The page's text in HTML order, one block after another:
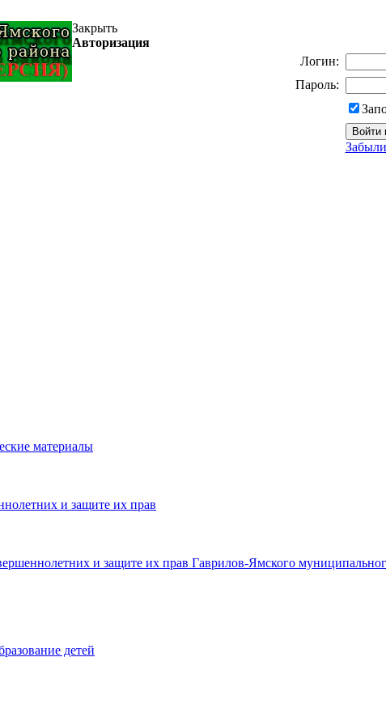
Закрыть
Авторизация
Логин:
Пароль:
материалы
и защите их прав
и защите их прав Гаврилов-Ямского
детей